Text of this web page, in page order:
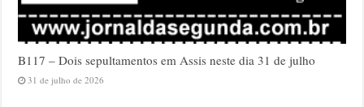
B117 – Dois sepultamentos em Assis neste dia 31 de julho
31 de julho de 2026